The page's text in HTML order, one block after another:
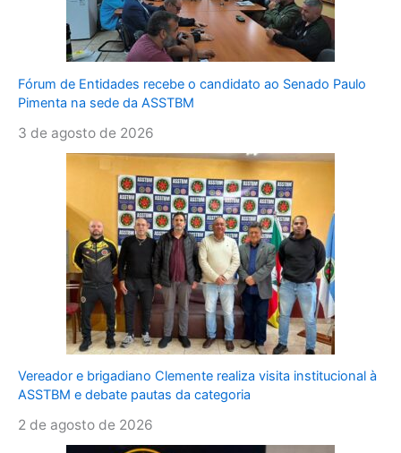
Fórum de Entidades recebe o candidato ao Senado Paulo
Pimenta na sede da ASSTBM
3 de agosto de 2026
Vereador e brigadiano Clemente realiza visita institucional à
ASSTBM e debate pautas da categoria
2 de agosto de 2026